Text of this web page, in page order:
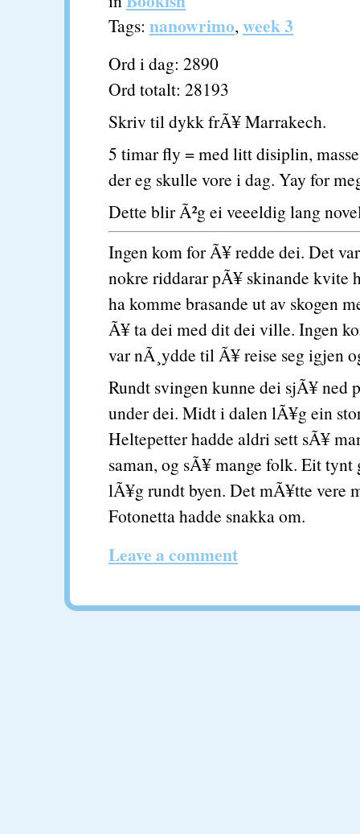
Tags: nanowrimo,week 3
Ord i dag: 2890
Ord totalt: 28193
Skriv til dykk frÃ¥ Marrakech.
5 timar fly = med litt disiplin,
der eg skulle vore i dag. Yay for
Dette blir Ã²g ei veeeldig lang
Ingen kom for Ã¥ redde dei. Det
nokre riddarar pÃ¥ skinande kvite
ha komme brasande ut av skogen
Ã¥ ta dei med dit dei ville. Ingen
var nÃ¸ydde til Ã¥ reise seg igjen
Rundt svingen kunne dei sjÃ¥ ned
under dei. Midt i dalen lÃ¥g ein
Heltepetter hadde aldri sett sÃ¥
saman, og sÃ¥ mange folk. Eit
lÃ¥g rundt byen. Det mÃ¥tte vere
Fotonetta hadde snakka om.
Leave a comment